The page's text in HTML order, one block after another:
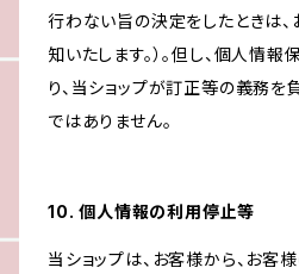
行わない旨の決定をしたときは
知いたします。）。但し、個人情
り、当ショップが訂正等の義務を
ではありません。
10. 個人情報の利用停止等
当ショップは、お客様から、お客